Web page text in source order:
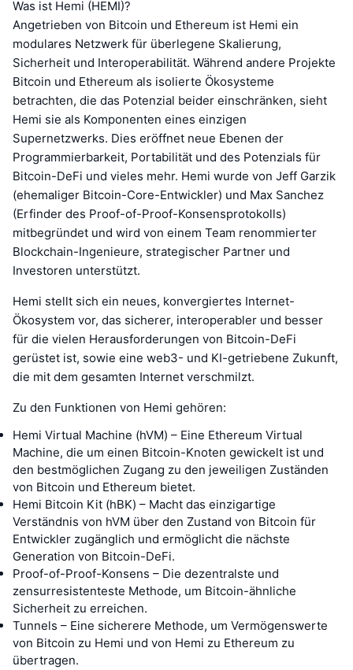
Was ist Hemi (HEMI)?
Angetrieben von Bitcoin und Ethereum ist Hemi ein
modulares Netzwerk für überlegene Skalierung,
Sicherheit und Interoperabilität. Während andere Projekte
Bitcoin und Ethereum als isolierte Ökosysteme
betrachten, die das Potenzial beider einschränken, sieht
Hemi sie als Komponenten eines einzigen
Supernetzwerks. Dies eröffnet neue Ebenen der
Programmierbarkeit, Portabilität und des Potenzials für
Bitcoin-DeFi und vieles mehr. Hemi wurde von Jeff Garzik
(ehemaliger Bitcoin-Core-Entwickler) und Max Sanchez
(Erfinder des Proof-of-Proof-Konsensprotokolls)
mitbegründet und wird von einem Team renommierter
Blockchain-Ingenieure, strategischer Partner und
Investoren unterstützt.
Hemi stellt sich ein neues, konvergiertes Internet-
Ökosystem vor, das sicherer, interoperabler und besser
für die vielen Herausforderungen von Bitcoin-DeFi
gerüstet ist, sowie eine web3- und KI-getriebene Zukunft,
die mit dem gesamten Internet verschmilzt.
Zu den Funktionen von Hemi gehören:
Hemi Virtual Machine (hVM) – Eine Ethereum Virtual
Machine, die um einen Bitcoin-Knoten gewickelt ist und
den bestmöglichen Zugang zu den jeweiligen Zuständen
von Bitcoin und Ethereum bietet.
Hemi Bitcoin Kit (hBK) – Macht das einzigartige
Verständnis von hVM über den Zustand von Bitcoin für
Entwickler zugänglich und ermöglicht die nächste
Generation von Bitcoin-DeFi.
Proof-of-Proof-Konsens – Die dezentralste und
zensurresistenteste Methode, um Bitcoin-ähnliche
Sicherheit zu erreichen.
Tunnels – Eine sicherere Methode, um Vermögenswerte
von Bitcoin zu Hemi und von Hemi zu Ethereum zu
übertragen.